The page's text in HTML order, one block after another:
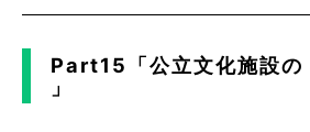
Part15「公立文化施設の
」